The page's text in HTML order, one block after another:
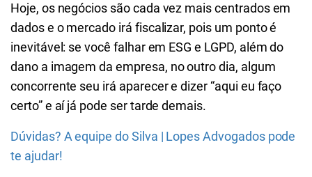
Hoje, os negócios são cada vez mais centrados em
dados e o mercado irá fiscalizar, pois um ponto é
inevitável: se você falhar em ESG e LGPD, além do
dano a imagem da empresa, no outro dia, algum
concorrente seu irá aparecer e dizer “aqui eu faço
certo” e aí já pode ser tarde demais.
Dúvidas? A equipe do Silva | Lopes Advogados pode
te ajudar!